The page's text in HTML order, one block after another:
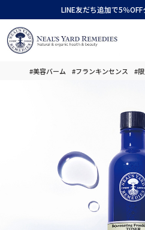
LINE友だち追加で5％
#美容バーム #フランキンセンス #